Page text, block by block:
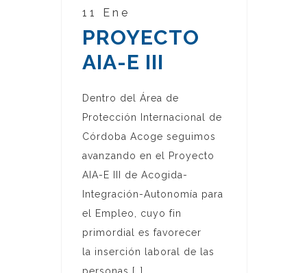
11 Ene
PROYECTO
AIA-E III
Dentro del Área de
Protección Internacional de
Córdoba Acoge seguimos
avanzando en el Proyecto
AIA-E III de Acogida-
Integración-Autonomía para
el Empleo, cuyo fin
primordial es favorecer
la inserción laboral de las